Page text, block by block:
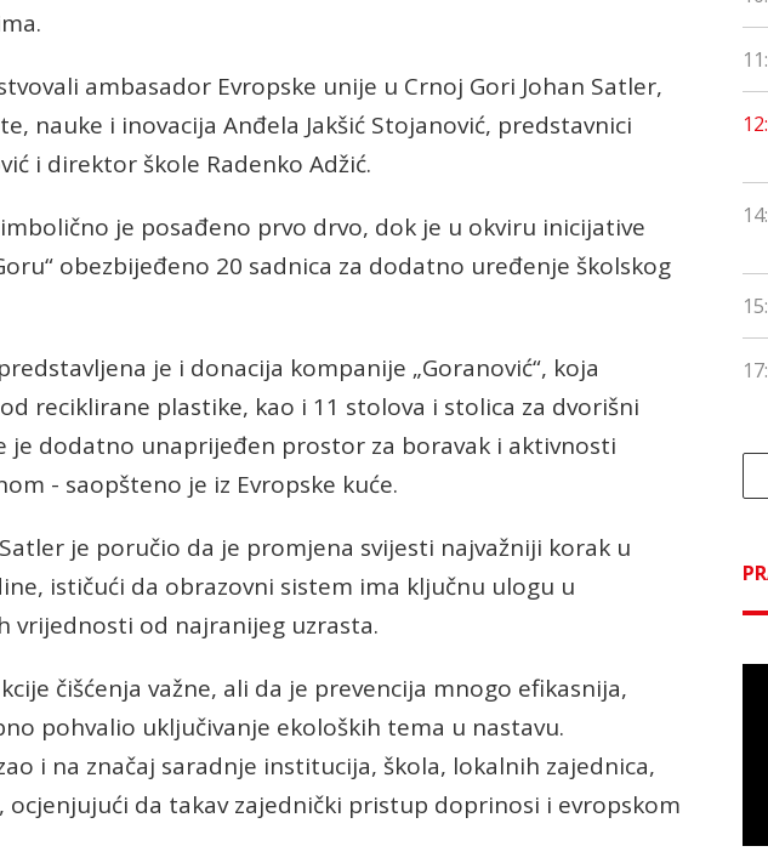
ambasador Evropske unije u Crnoj Gori Johan Satler,
nauke i inovacija Anđela Jakšić Stojanović, predstavnici
i direktor škole Radenko Adžić.
je posađeno prvo drvo, dok je u okviru inicijative
obezbijeđeno 20 sadnica za dodatno uređenje školskog
je i donacija kompanije „Goranović“, koja
reciklirane plastike, kao i 11 stolova i stolica za dvorišni
je dodatno unaprijeđen prostor za boravak i aktivnosti
- saopšteno je iz Evropske kuće.
je poručio da je promjena svijesti najvažniji korak u
ističući da obrazovni sistem ima ključnu ulogu u
vrijednosti od najranijeg uzrasta.
čišćenja važne, ali da je prevencija mnogo efikasnija,
pohvalio uključivanje ekoloških tema u nastavu.
i na značaj saradnje institucija, škola, lokalnih zajednica,
ocjenjujući da takav zajednički pristup doprinosi i evropskom